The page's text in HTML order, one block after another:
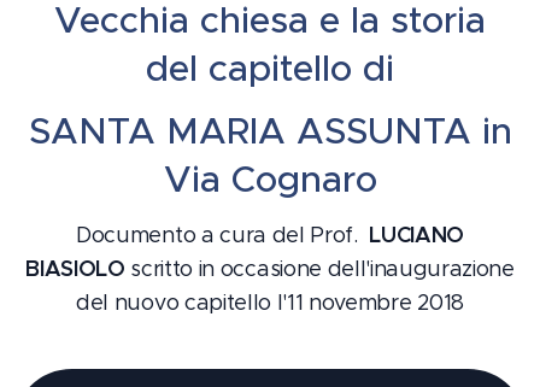
Vecchia chiesa e la storia
del capitello di
SANTA MARIA ASSUNTA in
Via Cognaro
Documento a cura del Prof. LUCIANO
BIASIOLO scritto in occasione dell'inaugurazione
del nuovo capitello l'11 novembre 2018